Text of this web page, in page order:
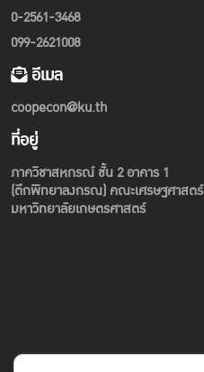
0-2561-3468
099-2621008
อีเมล
coopecon@ku.th
ที่อยู่
ภาควิชาสหกรณ์ ชั้น 2 อาคาร 1
(ตึกพิทยาลงกรณ) คณะเศรษฐศาสตร์
มหาวิทยาลัยเกษตรศาสตร์